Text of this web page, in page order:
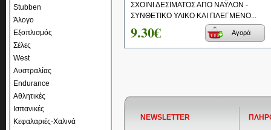
Stubben
Άλογο
Εξοπλισμός
Σέλες
West
Αυστραλίας
Endurance
Αθλητικές
Ισπανικές
Κεφαλαριές-Χαλινά
ΣΧΟΙΝΙ ΔΕΣΙΜΑΤΟΣ ΑΠΟ ΝΑΫΛΟΝ -
ΣΥΝΘΕΤΙΚΟ ΥΛΙΚΟ ΚΑΙ ΠΛΕΓΜΕΝΟ...
9.30€ Αγορά
NEWSLETTER